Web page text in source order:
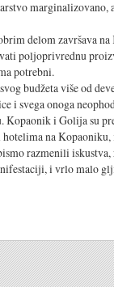
delom završava
poljoprivrednu
potrebni.
budžeta više od
i svega onoga
Kopaonik i Golija su
hotelima na
razmenili
i vrlo malo